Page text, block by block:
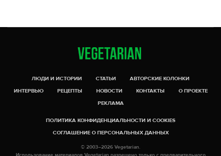
ЛЮДИ И ИСТОРИИ СТАТЬИ
АВТОРСКИЕ КОЛОНКИ
ИНТЕРВЬЮ
РЕЦЕПТЫ НОВОСТИ КОНТАКТЫ
О ПРОЕКТЕ
РЕКЛАМА
ПОЛИТИКА КОНФИДЕНЦИАЛЬНОСТИ И COOKIES
СОГЛАШЕНИЕ О ПЕРСОНАЛЬНЫХ ДАННЫХ
© 2003–2026 Vegetarian.
Использование материалов Vegetarian разрешено только с предварительного